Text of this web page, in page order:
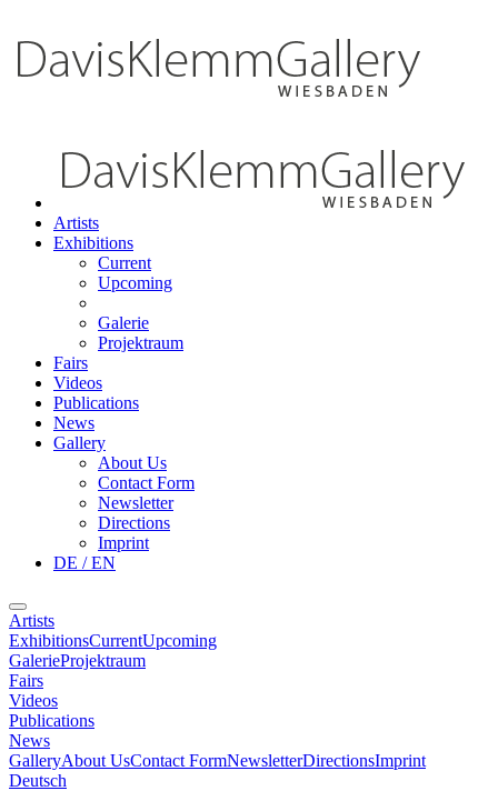
Artists
Exhibitions
Current
Upcoming
Galerie
Projektraum
Fairs
Videos
Publications
News
Gallery
About Us
Contact Form
Newsletter
Directions
Imprint
DE / EN
Artists
ExhibitionsCurrentUpcoming
GalerieProjektraum
Fairs
Videos
Publications
News
GalleryAbout UsContact FormNewsletterDirectionsImprint
Deutsch